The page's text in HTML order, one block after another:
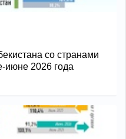
со странами
июне 2026 года